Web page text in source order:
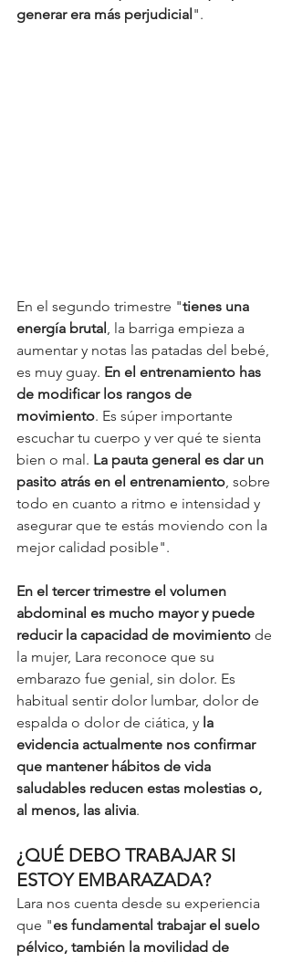
generar era más perjudicial".
En el segundo trimestre "tienes una
energía brutal , la barriga empieza a
aumentar y notas las patadas del bebé,
es muy guay. En el entrenamiento has
de modificar los rangos de
movimiento. Es súper importante
escuchar tu cuerpo y ver qué te sienta
bien o mal. La pauta general es dar un
pasito atrás en el entrenamiento, sobre
todo en cuanto a ritmo e intensidad y
asegurar que te estás moviendo con la
mejor calidad posible".
En el tercer trimestre el volumen
abdominal es mucho mayor y puede
reducir la capacidad de movimiento de
la mujer, Lara reconoce que su
embarazo fue genial, sin dolor. Es
habitual sentir dolor lumbar, dolor de
espalda o dolor de ciática, y la
evidencia actualmente nos confirmar
que mantener hábitos de vida
saludables reducen estas molestias o,
al menos, las alivia.
¿QUÉ DEBO TRABAJAR SI
ESTOY EMBARAZADA?
Lara nos cuenta desde su experiencia
que "es fundamental trabajar el suelo
pélvico, también la movilidad de